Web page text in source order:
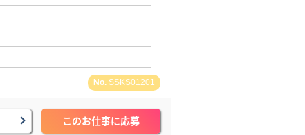
SSKS01201
このお仕事に応募